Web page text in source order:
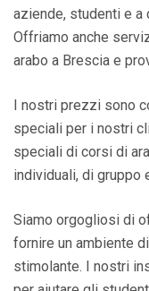
aziende, studenti e a
Offriamo anche
arabo a Brescia e
I nostri prezzi sono
speciali per i nostri
speciali di corsi di
individuali, di gruppo
Siamo orgogliosi di
fornire un ambiente
stimolante. I nostri